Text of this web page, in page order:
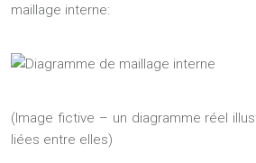
maillage interne:
(Image fictive – un diagramme réel
liées entre elles)